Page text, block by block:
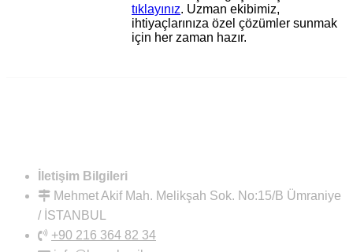
tıklayınız. Uzman ekibimiz,
ihtiyaçlarınıza özel çözümler sunmak
için her zaman hazır.
İletişim Bilgileri
Mehmet Akif Mah. Melikşah Sok. No:15/B Ümraniye
/ İSTANBUL
+90 216 364 82 34